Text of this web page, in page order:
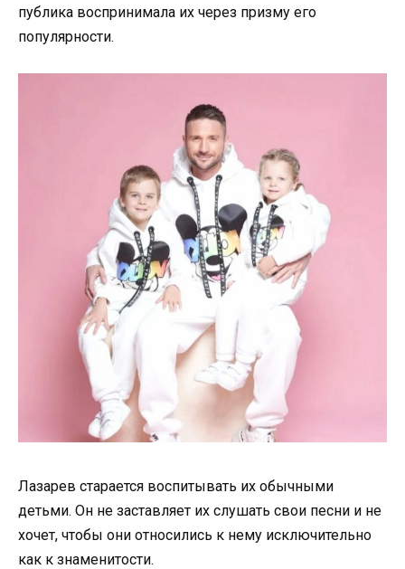
публика воспринимала их через призму его
популярности.
Лазарев старается воспитывать их обычными
детьми. Он не заставляет их слушать свои песни и не
хочет, чтобы они относились к нему исключительно
как к знаменитости.